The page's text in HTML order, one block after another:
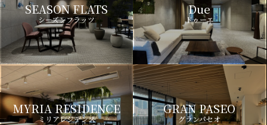
SEASON FLATS
シーズンフラッツ
Due
ドゥーエ
MYRIA RESIDENCE
ミリアレジデンス
GRAN PASEO
グランパセオ